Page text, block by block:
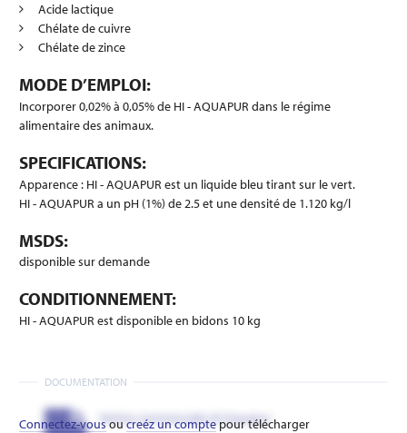
Acide lactique
Chélate de cuivre
Chélate de zince
MODE D’EMPLOI:
Incorporer 0,02% à 0,05% de HI - AQUAPUR dans le régime
alimentaire des animaux.
SPECIFICATIONS:
Apparence : HI - AQUAPUR est un liquide bleu tirant sur le vert.
HI - AQUAPUR a un pH (1%) de 2.5 et une densité de 1.120 kg/l
MSDS:
disponible sur demande
CONDITIONNEMENT:
HI - AQUAPUR est disponible en bidons 10 kg
DOCUMENTATION
Notice commerciale Hi-Aquapur
Connectez-vousoucreéz un comptepour télécharger